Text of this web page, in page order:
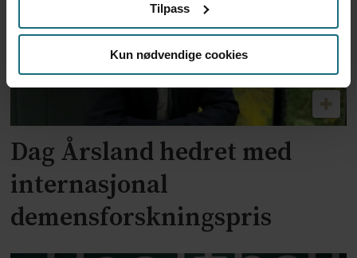
Tilpass
Kun nødvendige cookies
Dag Årsland hedret med
internasjonal
demensforskningspris